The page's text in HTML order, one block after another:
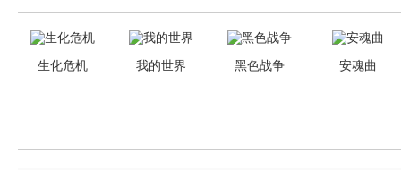
生化危机 我的世界 黑色战争 安魂曲